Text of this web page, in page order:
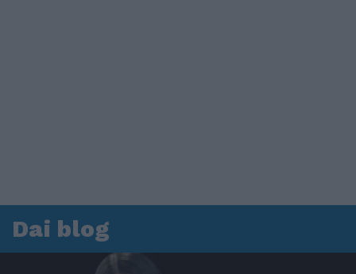
Dai blog